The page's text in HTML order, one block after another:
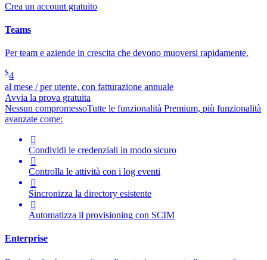
Crea un account gratuito
Teams
Per team e aziende in crescita che devono muoversi rapidamente.
$4
al mese / per utente, con fatturazione annuale
Avvia la prova gratuita
Nessun compromessoTutte le funzionalità Premium, più funzionalità
avanzate come:

Condividi le credenziali in modo sicuro

Controlla le attività con i log eventi

Sincronizza la directory esistente

Automatizza il provisioning con SCIM
Enterprise